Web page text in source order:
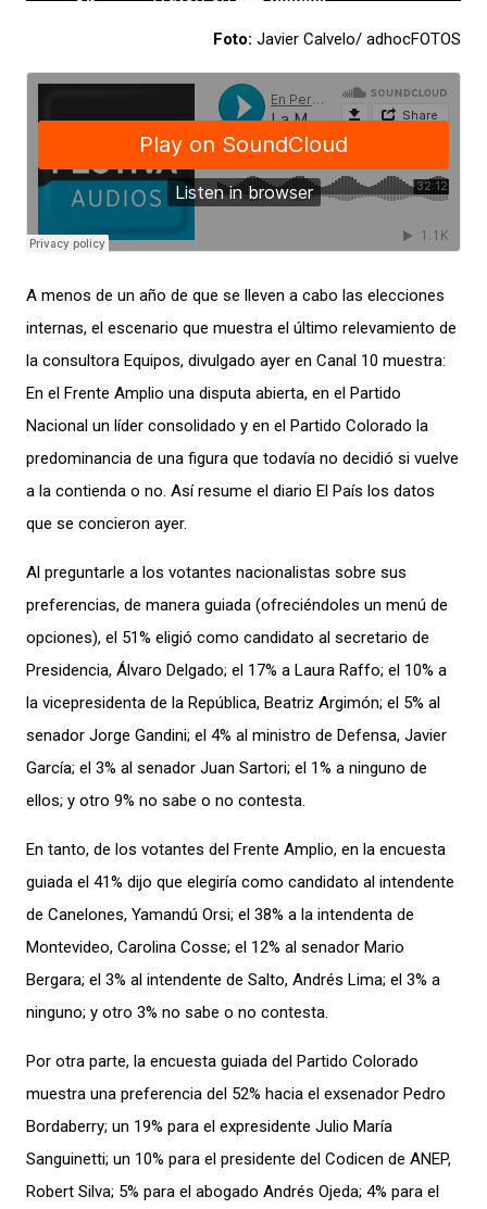
Foto: Javier Calvelo/ adhocFOTOS
A menos de un año de que se lleven a cabo las elecciones
internas, el escenario que muestra el último relevamiento de
la consultora Equipos, divulgado ayer en Canal 10 muestra:
En el Frente Amplio una disputa abierta, en el Partido
Nacional un líder consolidado y en el Partido Colorado la
predominancia de una figura que todavía no decidió si vuelve
a la contienda o no. Así resume el diario El País los datos
que se concieron ayer.
Al preguntarle a los votantes nacionalistas sobre sus
preferencias, de manera guiada (ofreciéndoles un menú de
opciones), el 51% eligió como candidato al secretario de
Presidencia, Álvaro Delgado; el 17% a Laura Raffo; el 10% a
la vicepresidenta de la República, Beatriz Argimón; el 5% al
senador Jorge Gandini; el 4% al ministro de Defensa, Javier
García; el 3% al senador Juan Sartori; el 1% a ninguno de
ellos; y otro 9% no sabe o no contesta.
En tanto, de los votantes del Frente Amplio, en la encuesta
guiada el 41% dijo que elegiría como candidato al intendente
de Canelones, Yamandú Orsi; el 38% a la intendenta de
Montevideo, Carolina Cosse; el 12% al senador Mario
Bergara; el 3% al intendente de Salto, Andrés Lima; el 3% a
ninguno; y otro 3% no sabe o no contesta.
Por otra parte, la encuesta guiada del Partido Colorado
muestra una preferencia del 52% hacia el exsenador Pedro
Bordaberry; un 19% para el expresidente Julio María
Sanguinetti; un 10% para el presidente del Codicen de ANEP,
Robert Silva; 5% para el abogado Andrés Ojeda; 4% para el